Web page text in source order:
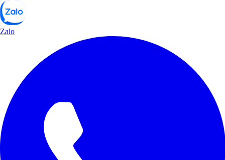
Zalo